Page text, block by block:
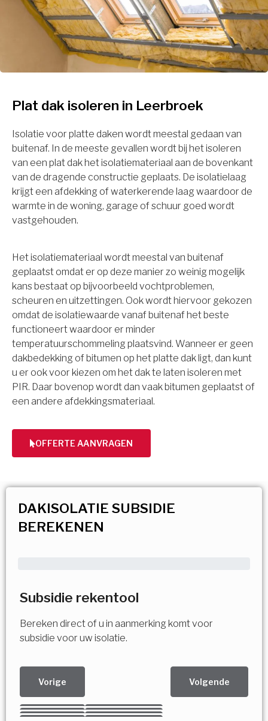
Plat dak isoleren in Leerbroek
Isolatie voor platte daken wordt meestal gedaan van
buitenaf. In de meeste gevallen wordt bij het isoleren
van een plat dak het isolatiemateriaal aan de bovenkant
van de dragende constructie geplaats. De isolatielaag
krijgt een afdekking of waterkerende laag waardoor de
warmte in de woning, garage of schuur goed wordt
vastgehouden.
Het isolatiemateriaal wordt meestal van buitenaf
geplaatst omdat er op deze manier zo weinig mogelijk
kans bestaat op bijvoorbeeld vochtproblemen,
scheuren en uitzettingen. Ook wordt hiervoor gekozen
omdat de isolatiewaarde vanaf buitenaf het beste
functioneert waardoor er minder
temperatuurschommeling plaatsvind. Wanneer er geen
dakbedekking of bitumen op het platte dak ligt, dan kunt
u er ook voor kiezen om het dak te laten isoleren met
PIR. Daar bovenop wordt dan vaak bitumen geplaatst of
een andere afdekkingsmateriaal.
OFFERTE AANVRAGEN
DAKISOLATIE SUBSIDIE
BEREKENEN
Subsidie rekentool
Bereken direct of u in aanmerking komt voor
subsidie voor uw isolatie.
Vorige Volgende
Kies uw Isolatiemaatregel